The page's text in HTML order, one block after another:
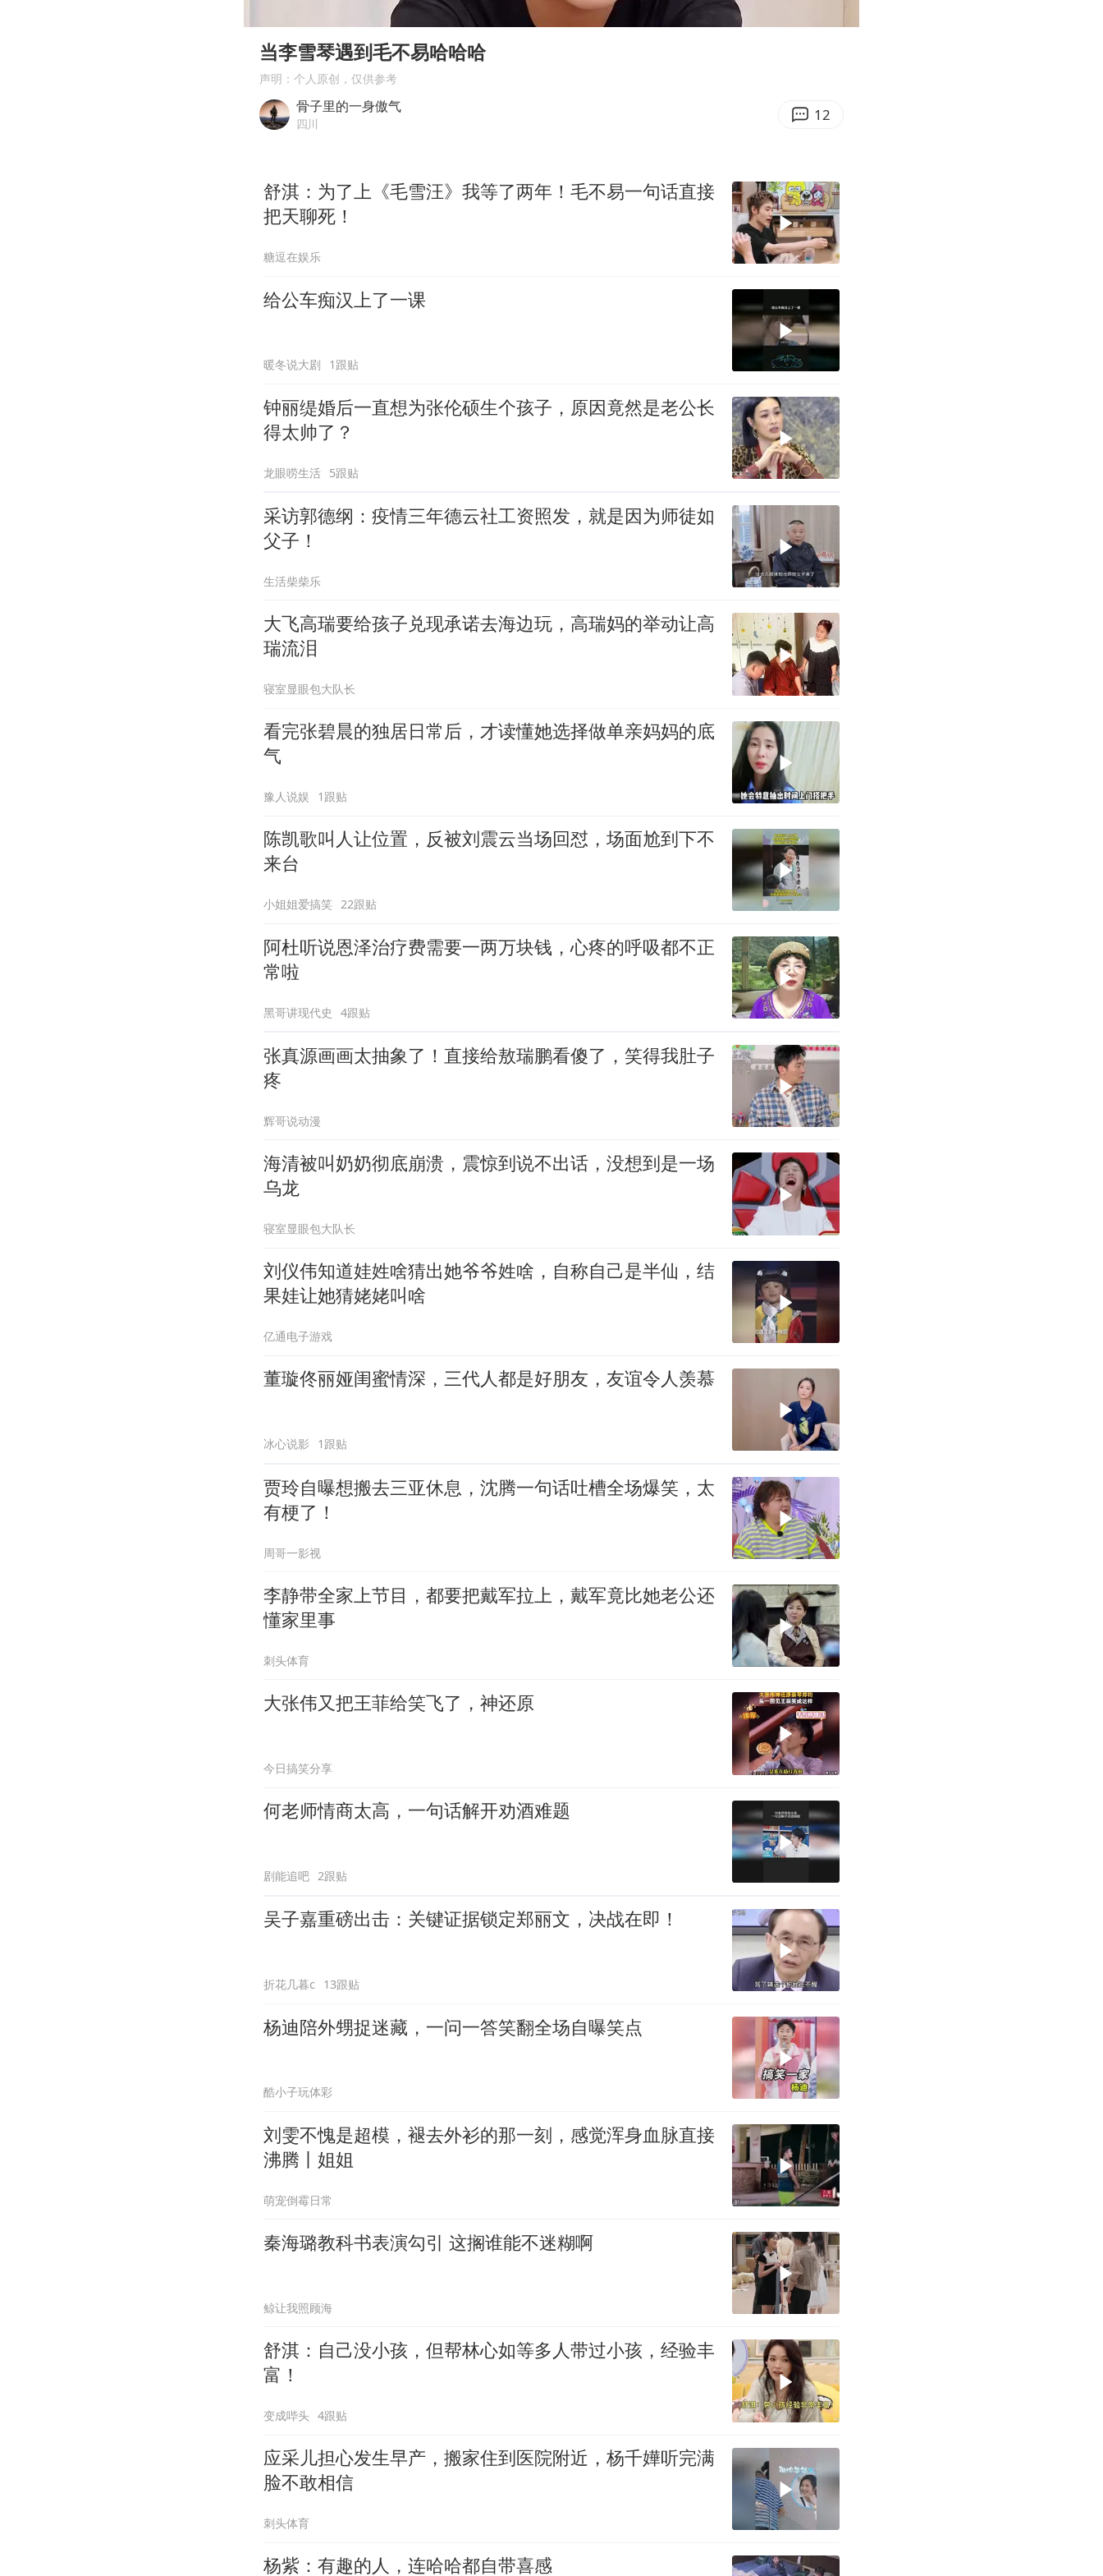
多个明星演唱会取消
上半年国内居民出游人次34.63亿
刘浩存百花奖开幕式红裙起舞
“南湖号”盾构机下线
泰国初中生饮弹自尽前开了26枪
当李雪琴遇到毛不易哈哈哈
声明：个人原创，仅供参考
骨子里的一身傲气
四川 12
舒淇：为了上《毛雪汪》我等了两年！毛不易一句话直接
把天聊死！
糖逗在娱乐
给公车痴汉上了一课
暖冬说大剧 1跟贴
钟丽缇婚后一直想为张伦硕生个孩子，原因竟然是老公长
得太帅了？
龙眼唠生活 5跟贴
采访郭德纲：疫情三年德云社工资照发，就是因为师徒如
父子！
生活柴柴乐
大飞高瑞要给孩子兑现承诺去海边玩，高瑞妈的举动让高
瑞流泪
寝室显眼包大队长
看完张碧晨的独居日常后，才读懂她选择做单亲妈妈的底
气
豫人说娱 1跟贴
陈凯歌叫人让位置，反被刘震云当场回怼，场面尬到下不
来台
小姐姐爱搞笑 22跟贴
阿杜听说恩泽治疗费需要一两万块钱，心疼的呼吸都不正
常啦
黑哥讲现代史 4跟贴
张真源画画太抽象了！直接给敖瑞鹏看傻了，笑得我肚子
疼
辉哥说动漫
海清被叫奶奶彻底崩溃，震惊到说不出话，没想到是一场
乌龙
寝室显眼包大队长
刘仪伟知道娃姓啥猜出她爷爷姓啥，自称自己是半仙，结
果娃让她猜姥姥叫啥
亿通电子游戏
董璇佟丽娅闺蜜情深，三代人都是好朋友，友谊令人羡慕
冰心说影 1跟贴
贾玲自曝想搬去三亚休息，沈腾一句话吐槽全场爆笑，太
有梗了！
周哥一影视
李静带全家上节目，都要把戴军拉上，戴军竟比她老公还
懂家里事
刺头体育
大张伟又把王菲给笑飞了，神还原
今日搞笑分享
何老师情商太高，一句话解开劝酒难题
剧能追吧 2跟贴
吴子嘉重磅出击：关键证据锁定郑丽文，决战在即！
折花几暮c 13跟贴
杨迪陪外甥捉迷藏，一问一答笑翻全场自曝笑点
酷小子玩体彩
刘雯不愧是超模，褪去外衫的那一刻，感觉浑身血脉直接
沸腾丨姐姐
萌宠倒霉日常
秦海璐教科书表演勾引 这搁谁能不迷糊啊
鲸让我照顾海
舒淇：自己没小孩，但帮林心如等多人带过小孩，经验丰
富！
变成哔头 4跟贴
应采儿担心发生早产，搬家住到医院附近，杨千嬅听完满
脸不敢相信
刺头体育
杨紫：有趣的人，连哈哈都自带喜感